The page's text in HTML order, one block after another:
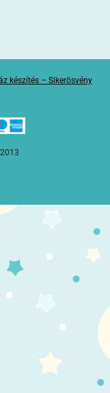
készítés – Sikerösvény